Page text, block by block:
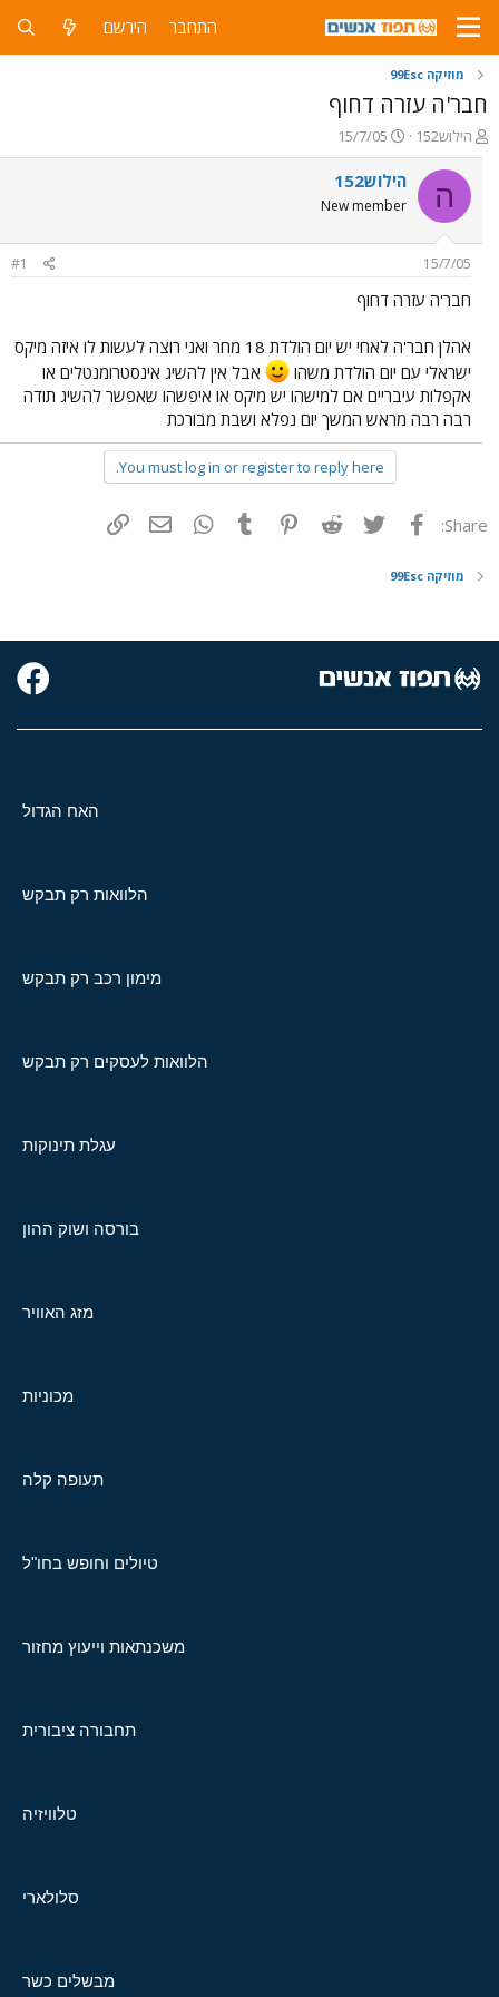
התחבר הירשם
מוזיקה 99Esc
חבר'ה עזרה דחוף
פ
ו
ת
ח
ה
ש
א
הילוש152
פ
ו
ר
ס
ם
ר
15/7/05
ה הילוש152
New member
15/7/05
#1
חבר'ה עזרה דחוף
אהלן חבר'ה לאחי יש יום הולדת 18 מחר ואני רוצה לעשות לו איזה מיקס
ישראלי עם יום הולדת משהו
אבל אין להשיג אינסטרומנטלים או
אקפלות עיבריים אם למישהו יש מיקס או איפשהו שאפשר להשיג תודה
רבה רבה מראש המשך יום נפלא ושבת מבורכת
You must log in or register to reply here.
Share: פייסבוק Twitter
Reddit
Pinterest
Tumblr
WhatsAppדואר אלקטרוני
מוזיקה 99Esc
האח הגדול
הלוואות רק תבקש
מימון רכב רק תבקש
הלוואות לעסקים רק תבקש
עגלת תינוקות
בורסה ושוק ההון
מזג האוויר
מכוניות
תעופה קלה
טיולים וחופש בחו"ל
משכנתאות וייעוץ מחזור
תחבורה ציבורית
טלוויזיה
סלולארי
מבשלים כשר